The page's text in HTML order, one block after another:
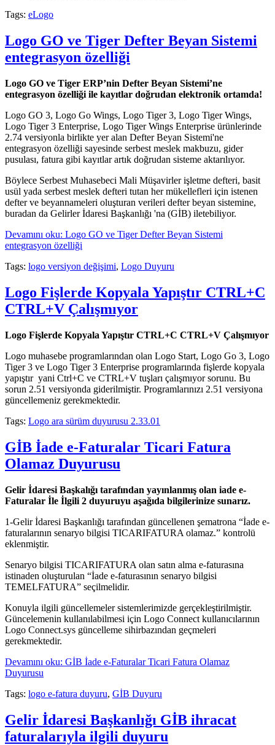
Tags: eLogo
Logo GO ve Tiger Defter Beyan Sistemi
entegrasyon özelliği
Logo GO ve Tiger ERP’nin Defter Beyan Sistemi’ne
entegrasyon özelliği ile kayıtlar doğrudan elektronik ortamda!
Logo GO 3, Logo Go Wings, Logo Tiger 3, Logo Tiger Wings,
Logo Tiger 3 Enterprise, Logo Tiger Wings Enterprise ürünlerinde
2.74 versiyonla birlikte yer alan Defter Beyan Sistemi'ne
entegrasyon özelliği sayesinde serbest meslek makbuzu, gider
pusulası, fatura gibi kayıtlar artık doğrudan sisteme aktarılıyor.
Böylece Serbest Muhasebeci Mali Müşavirler işletme defteri, basit
usül yada serbest meslek defteri tutan her mükellefleri için istenen
defter ve beyannameleri oluşturan verileri defter beyan sistemine,
buradan da Gelirler İdaresi Başkanlığı 'na (GİB) iletebiliyor.
Devamını oku: Logo GO ve Tiger Defter Beyan Sistemi
entegrasyon özelliği
Tags: logo versiyon değişimi, Logo Duyuru
Logo Fişlerde Kopyala Yapıştır CTRL+C
CTRL+V Çalışmıyor
Logo Fişlerde Kopyala Yapıştır CTRL+C CTRL+V Çalışmıyor
Logo muhasebe programlarından olan Logo Start, Logo Go 3, Logo
Tiger 3 ve Logo Tiger 3 Enterprise programlarında fişlerde kopyala
yapıştır yani Ctrl+C ve CTRL+V tuşları çalışmıyor sorunu. Bu
sorun 2.51 versiyonda giderilmiştir. Programlarınızı 2.51 versiyona
güncellemeniz gerekmektedir.
Tags: Logo ara sürüm duyurusu 2.33.01
GİB İade e-Faturalar Ticari Fatura
Olamaz Duyurusu
Gelir İdaresi Başkalığı tarafından yayınlanmış olan iade e-
Faturalar İle İlgili 2 duyuruyu aşağıda bilgilerinize sunarız.
1-Gelir İdaresi Başkanlığı tarafından güncellenen şematrona “İade e-
faturalarının senaryo bilgisi TICARIFATURA olamaz.” kontrolü
eklenmiştir.
Senaryo bilgisi TICARIFATURA olan satın alma e-faturasına
istinaden oluşturulan “İade e-faturasının senaryo bilgisi
TEMELFATURA” seçilmelidir.
Konuyla ilgili güncellemeler sistemlerimizde gerçekleştirilmiştir.
Güncelemenin kullanılabilmesi için Logo Connect kullanıcılarının
Logo Connect.sys güncelleme sihirbazından geçmeleri
gerekmektedir.
Devamını oku: GİB İade e-Faturalar Ticari Fatura Olamaz
Duyurusu
Tags: logo e-fatura duyuru, GİB Duyuru
Gelir İdaresi Başkanlığı GİB ihracat
faturalarıyla ilgili duyuru